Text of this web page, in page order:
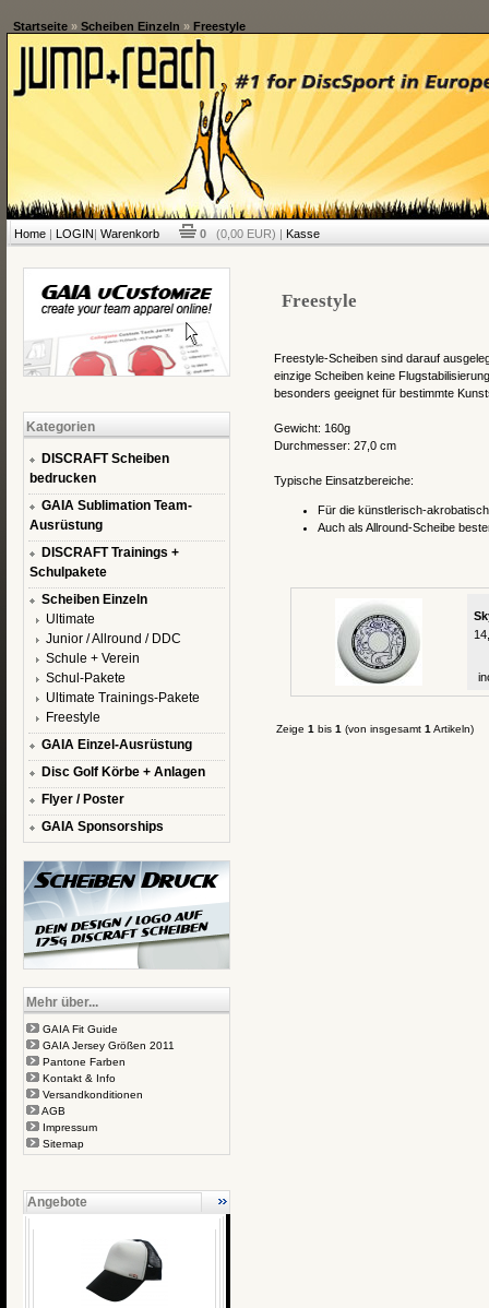
Startseite» Scheiben Einzeln » Freestyle
Home| LOGIN| Warenkorb 0 (0,00 EUR) | Kasse
Kategorien
DISCRAFT Scheiben
bedrucken
GAIA Sublimation Team-
Ausrüstung
DISCRAFT Trainings +
Schulpakete
Scheiben Einzeln
Ultimate
Junior / Allround / DDC
Schule + Verein
Schul-Pakete
Ultimate Trainings-Pakete
Freestyle
GAIA Einzel-Ausrüstung
Disc Golf Körbe + Anlagen
Flyer / Poster
GAIA Sponsorships
Mehr über...
GAIA Fit Guide
GAIA Jersey Größen 2011
Pantone Farben
Kontakt & Info
Versandkonditionen
AGB
Impressum
Sitemap
Angebote
Freestyle
Freestyle-Scheiben sind darauf
einzige Scheiben keine
besonders geeignet für bestimmte
Gewicht: 160g
Durchmesser: 27,0 cm
Typische Einsatzbereiche:
Für die künstlerisch-
Auch als Allround-Scheibe
Zeige 1 bis 1 (von insgesamt 1 Artikeln)